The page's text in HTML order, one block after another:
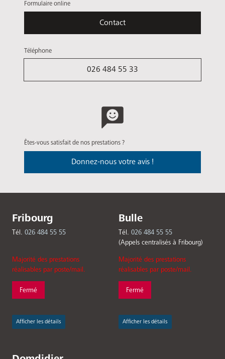
Formulaire online
Contact
Téléphone
026 484 55 33
Êtes-vous satisfait de nos prestations ?
Donnez-nous votre avis !
Fribourg
Tél. 026 484 55 55
Majorité des prestations
réalisables par poste/mail.
Fermé
Afficher les détails
Bulle
Tél. 026 484 55 55
(Appels centralisés à Fribourg)
Majorité des prestations
réalisables par poste/mail.
Fermé
Afficher les détails